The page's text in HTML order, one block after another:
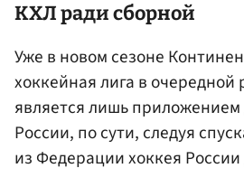
КХЛ ради сборной
Уже в новом сезоне
хоккейная лига в очередной
является лишь приложением
России, по сути, следуя
из Федерации хоккея